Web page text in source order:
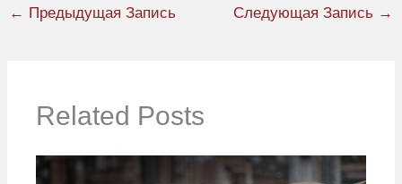
← Предыдущая Запись Следующая Запись →
Related Posts